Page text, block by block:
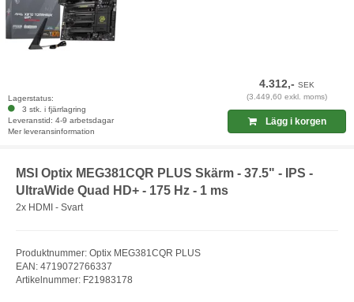
Lagerstatus:
3 stk. i fjärrlagring
Leveranstid: 4-9 arbetsdagar
Mer leveransinformation
4.312,-SEK
(3.449,60 exkl. moms)
Lägg i korgen
MSI Optix MEG381CQR PLUS Skärm - 37.5" - IPS -
UltraWide Quad HD+ - 175 Hz - 1 ms
2x HDMI - Svart
Produktnummer: Optix MEG381CQR PLUS
EAN: 4719072766337
Artikelnummer: F21983178